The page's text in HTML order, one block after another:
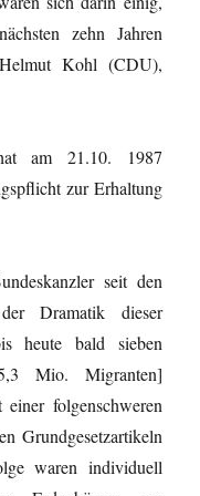
zehn Jahren
Kohl (CDU),
am 21.10. 1987
zur Erhaltung
seit den
Dramatik dieser
heute bald sieben
Mio. Migranten]
folgenschweren
Grundgesetzartikeln
waren individuell